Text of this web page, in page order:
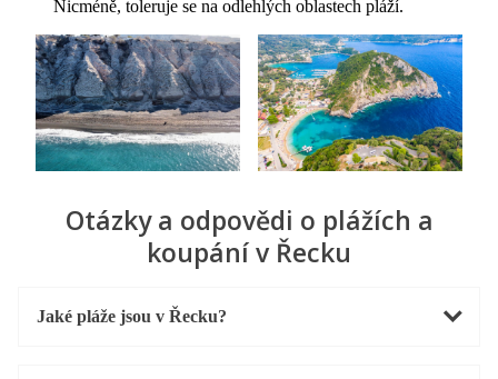
Nicméně, toleruje se na odlehlých oblastech pláží.
Otázky a odpovědi o plážích a
koupání v Řecku
Jaké pláže jsou v Řecku?